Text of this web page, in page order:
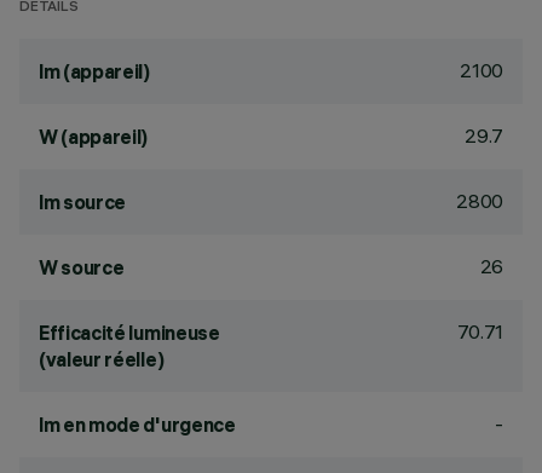
DÉTAILS
lm (appareil) 2100
W (appareil) 29.7
lm source 2800
W source 26
Efficacité lumineuse
(valeur réelle)
70.71
lm en mode d'urgence -